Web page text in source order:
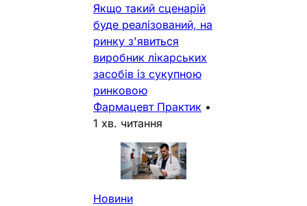
Якщо такий сценарій
буде реалізований, на
ринку з'явиться
виробник лікарських
засобів із сукупною
ринковою
Фармацевт Практик •
1 хв. читання
Новини